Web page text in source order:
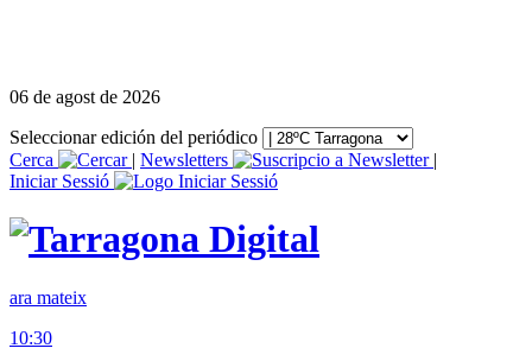
06 de agost de 2026
Seleccionar edición del periódico
Cerca
| Newsletters
|
Iniciar Sessió
ara mateix
10:30